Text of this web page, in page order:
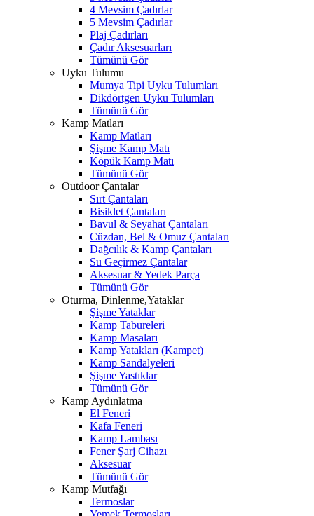
4 Mevsim Çadırlar
5 Mevsim Çadırlar
Plaj Çadırları
Çadır Aksesuarları
Tümünü Gör
Uyku Tulumu
Mumya Tipi Uyku Tulumları
Dikdörtgen Uyku Tulumları
Tümünü Gör
Kamp Matları
Kamp Matları
Şişme Kamp Matı
Köpük Kamp Matı
Tümünü Gör
Outdoor Çantalar
Sırt Çantaları
Bisiklet Çantaları
Bavul & Seyahat Çantaları
Cüzdan, Bel & Omuz Çantaları
Dağcılık & Kamp Çantaları
Su Geçirmez Çantalar
Aksesuar & Yedek Parça
Tümünü Gör
Oturma, Dinlenme,Yataklar
Şişme Yataklar
Kamp Tabureleri
Kamp Masaları
Kamp Yatakları (Kampet)
Kamp Sandalyeleri
Şişme Yastıklar
Tümünü Gör
Kamp Aydınlatma
El Feneri
Kafa Feneri
Kamp Lambası
Fener Şarj Cihazı
Aksesuar
Tümünü Gör
Kamp Mutfağı
Termoslar